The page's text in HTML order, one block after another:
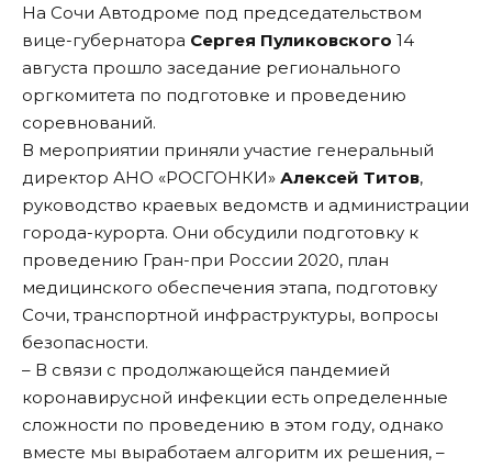
На Сочи Автодроме под председательством
вице-губернатора Сергея Пуликовского 14
августа прошло заседание регионального
оргкомитета по подготовке и проведению
соревнований.
В мероприятии приняли участие генеральный
директор АНО «РОСГОНКИ» Алексей Титов,
руководство краевых ведомств и администрации
города-курорта. Они обсудили подготовку к
проведению Гран-при России 2020, план
медицинского обеспечения этапа, подготовку
Сочи, транспортной инфраструктуры, вопросы
безопасности.
– В связи с продолжающейся пандемией
коронавирусной инфекции есть определенные
сложности по проведению в этом году, однако
вместе мы выработаем алгоритм их решения, –